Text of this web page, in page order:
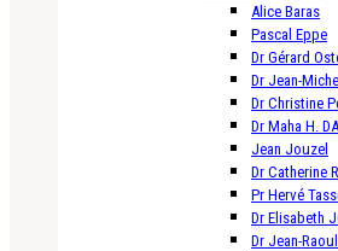
Alice Baras
Pascal Eppe
Dr Gérard
Dr Jean-
Dr Christine
Dr Maha H.
Jean Jouzel
Dr Catherine
Pr Hervé
Dr Elisabeth
Dr Jean-